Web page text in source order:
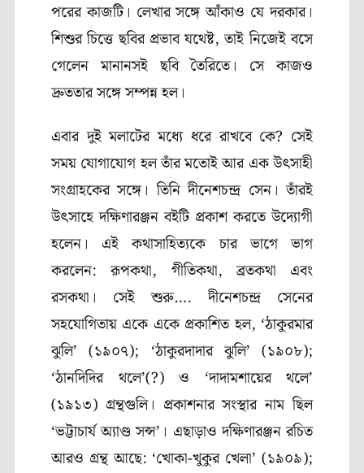
পরের কাজটি। লেখার সঙ্গে আঁকাও যে দরকার।
শিশুর চিত্তে ছবির প্রভাব যথেষ্ট, তাইনিজেই বসে
গেলেন মানানসই ছবি তৈরিতে। সে কাজও
দ্রুততার সঙ্গে সম্পন্ন হল।
এবার দুই মলাটের মধ্যে ধরে রাখবে কে? সেই
সময় যোগাযোগ হল তাঁর মতোই আর এক উৎসাহী
সংগ্রাহকের সঙ্গে। তিনি দীনেশচন্দ্র সেন। তাঁরই
উৎসাহে দক্ষিণারঞ্জন বইটি প্রকাশ করতে উদ্যোগী
হলেন। এই কথাসাহিত্যকে চার ভাগে ভাগ
করলেন: রূপকথা, গীতিকথা,ব্রতকথা এবং
রসকথা। সেই শুরু…. দীনেশচন্দ্র সেনের
সহযোগিতায় একে একে প্রকাশিত হল, ‘ঠাকুরমার
ঝুলি’ (১৯০৭); ‘ঠাকুরদাদার ঝুলি’ (১৯০৮);
‘ঠানদিদির থলে’(?) ও ‘দাদামশায়ের থলে’
(১৯১৩) গ্রন্থগুলি। প্রকাশনার সংস্থার নাম ছিল
‘ভট্টাচার্য অ্যাণ্ড সন্স’। এছাড়াও দক্ষিণারঞ্জন রচিত
আরও গ্রন্থ আছে: ‘খোকা-খুকুর খেলা’ (১৯০৯);